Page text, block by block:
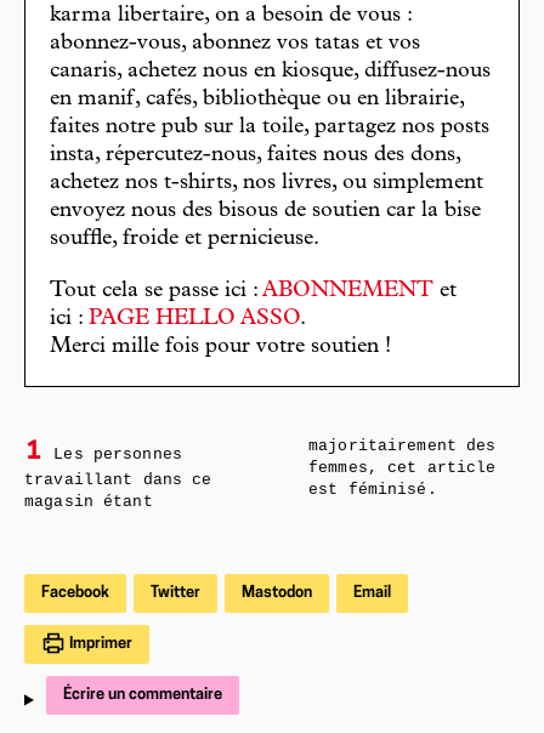
karma libertaire, on a besoin de vous :
abonnez-vous, abonnez vos tatas et vos
canaris, achetez nous en kiosque, diffusez-nous
en manif, cafés, bibliothèque ou en librairie,
faites notre pub sur la toile, partagez nos posts
insta, répercutez-nous, faites nous des dons,
achetez nos t-shirts, nos livres, ou simplement
envoyez nous des bisous de soutien car la bise
souffle, froide et pernicieuse.
Tout cela se passe ici : ABONNEMENT et
ici : PAGE HELLO ASSO.
Merci mille fois pour votre soutien !
1
Les personnes
travaillant dans ce
magasin étant
majoritairement des
femmes, cet article
est féminisé.
Facebook Twitter Mastodon Email
Imprimer
Écrire un commentaire